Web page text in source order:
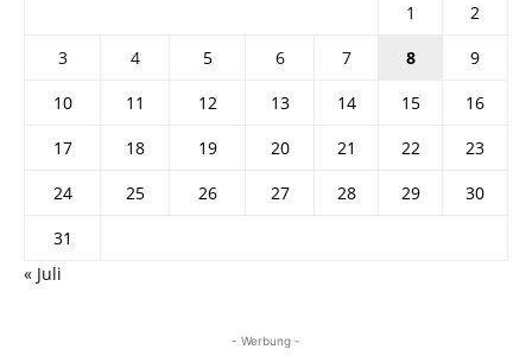
1
2
3
4 5 6 7 8
9
10
11 12 13 14 15
16
17
18 19 20 21 22
23
24
25 26 27 28 29
30
31
« Juli
- Werbung -